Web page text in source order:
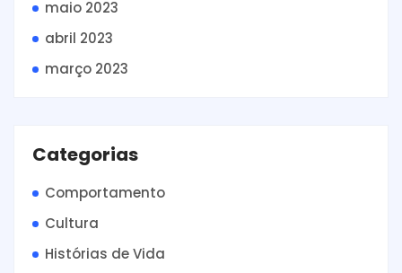
maio 2023
abril 2023
março 2023
Categorias
Comportamento
Cultura
Histórias de Vida